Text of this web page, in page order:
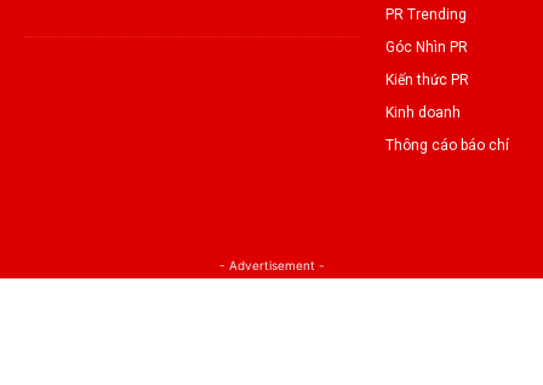
PR Trending
Góc Nhìn PR
Kiến thức PR
Kinh doanh
Thông cáo báo chí
- Advertisement -